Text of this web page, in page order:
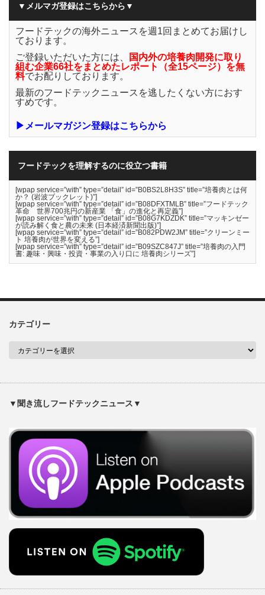
▼メルマガ登録はこちらから▼
フードテックの海外ニュースを週1回まとめてお届けし
ております。
ご登録いただいた方には、
国内外の培養肉開発に取り
組む企業66社をまとめたレポート（全15ページ）を無
料でお配りしております。
最新のフードテックニュースを逃したくない方におす
すめです。
▶メールマガジン登録はこちらから
フードテックを理解するのに役立つ書籍
[wpap service=”with” type=”detail” id=”B0BS2L8H3S” title=”培養肉とは何
か？ (岩波ブックレット)”]
[wpap service=”with” type=”detail” id=”B08DFXTMLB” title=”フードテック
革命 世界700兆円の新産業 「食」の進化と再定義”]
[wpap service=”with” type=”detail” id=”B08G7KDZDK” title=”マッキンゼー
が読み解く食と農の未来 (日本経済新聞出版)”]
[wpap service=”with” type=”detail” id=”B082PDW2JM” title=”クリーンミー
ト 培養肉が世界を変える”]
[wpap service=”with” type=”detail” id=”B09SZC847J” title=”培養肉の入門
書: 趣味・興味・投資・事業の入り口に 培養肉シリーズ”]
カテゴリー
▼聞き流しフードテックニュース▼